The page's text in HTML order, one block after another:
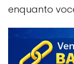
enquanto